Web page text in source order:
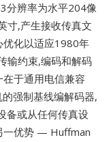
分辨率为水平204像
寸,产生接收传真文
优化以适应1980年
输约束,编码和解码
于通用电信兼容
强制基线编解码器,
备或从任何传真设
一优势 — Huffman